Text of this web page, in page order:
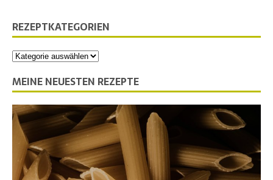
REZEPTKATEGORIEN
MEINE NEUESTEN REZEPTE